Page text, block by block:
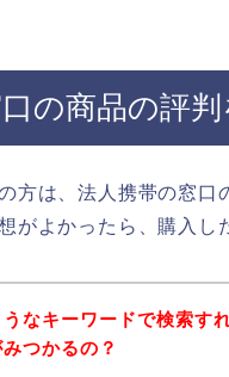
の商品の評
方は、法人携帯の窓
がよかったら、購入し
うなキーワードで検索す
つかるの？